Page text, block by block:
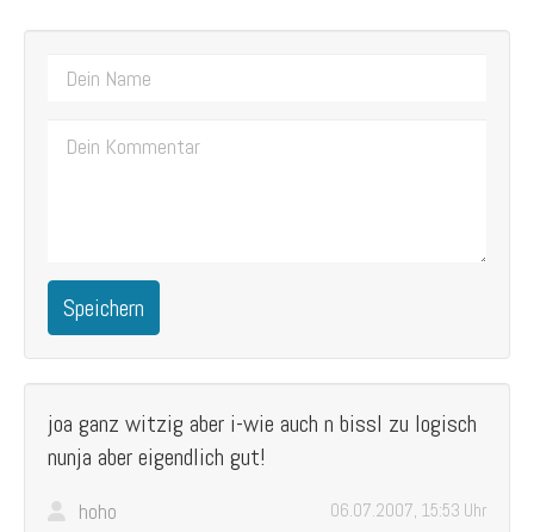
Speichern
joa ganz witzig aber i-wie auch n bissl zu logisch
nunja aber eigendlich gut!
hoho 06.07.2007, 15:53 Uhr